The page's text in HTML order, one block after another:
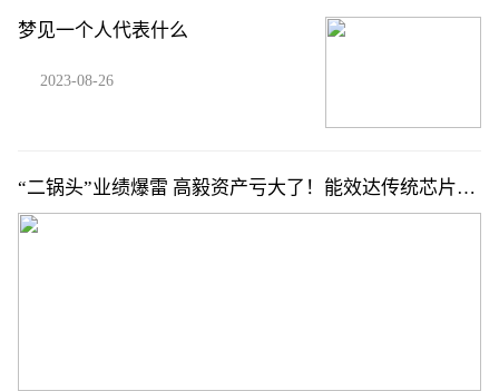
梦见一个人代表什么
2023-08-26
“二锅头”业绩爆雷 高毅资产亏大了！能效达传统芯片14
倍 IBM开发出新AI芯片（附概念股）